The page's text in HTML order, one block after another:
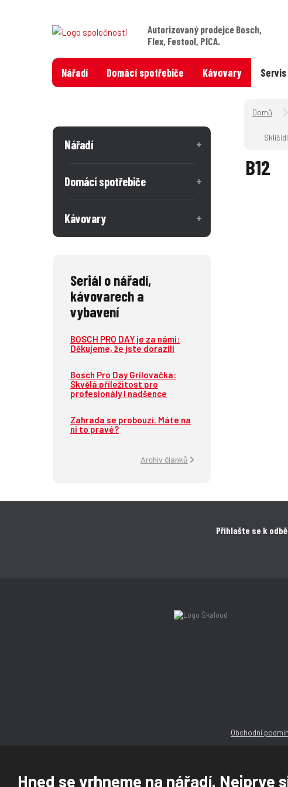
Hned se vrhneme na nářadí. Nejprve
Autorizovaný prodejce Bosch,
Flex, Festool, PICA.
Nářadí Domácí spotřebiče Kávovary Servis
B12
Nářadí
Domácí spotřebiče
Kávovary
Seriál o nářadí,
kávovarech a
vybavení
BOSCH PRO DAY je za námi:
Děkujeme, že jste dorazili
Bosch Pro Day Grilovačka:
Skvělá příležitost pro
profesionály i nadšence
Zahrada se probouzí. Máte na
ni to pravé?
Archiv článků
Přihlašte se k
Obchodní